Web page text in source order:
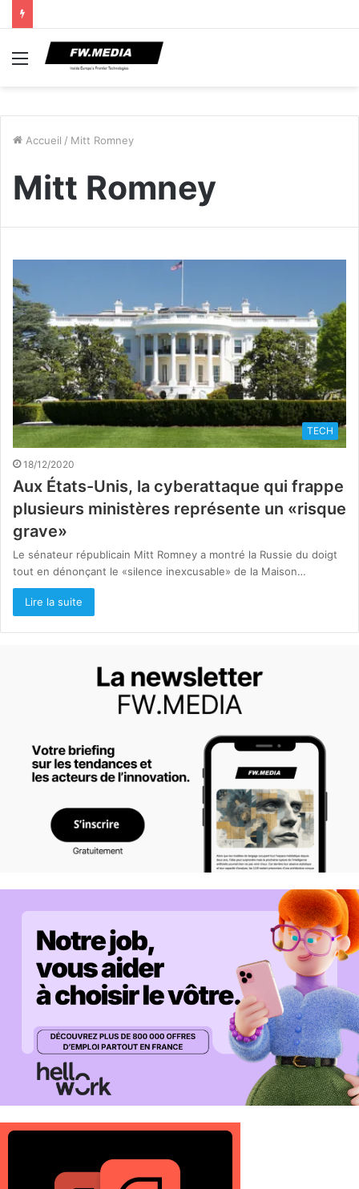
Menu
Accueil / Mitt Romney
Mitt Romney
TECH
18/12/2020
Aux États-Unis, la cyberattaque qui frappe
plusieurs ministères représente un «risque
grave»
Le sénateur républicain Mitt Romney a montré la Russie du doigt
tout en dénonçant le «silence inexcusable» de la Maison…
Lire la suite